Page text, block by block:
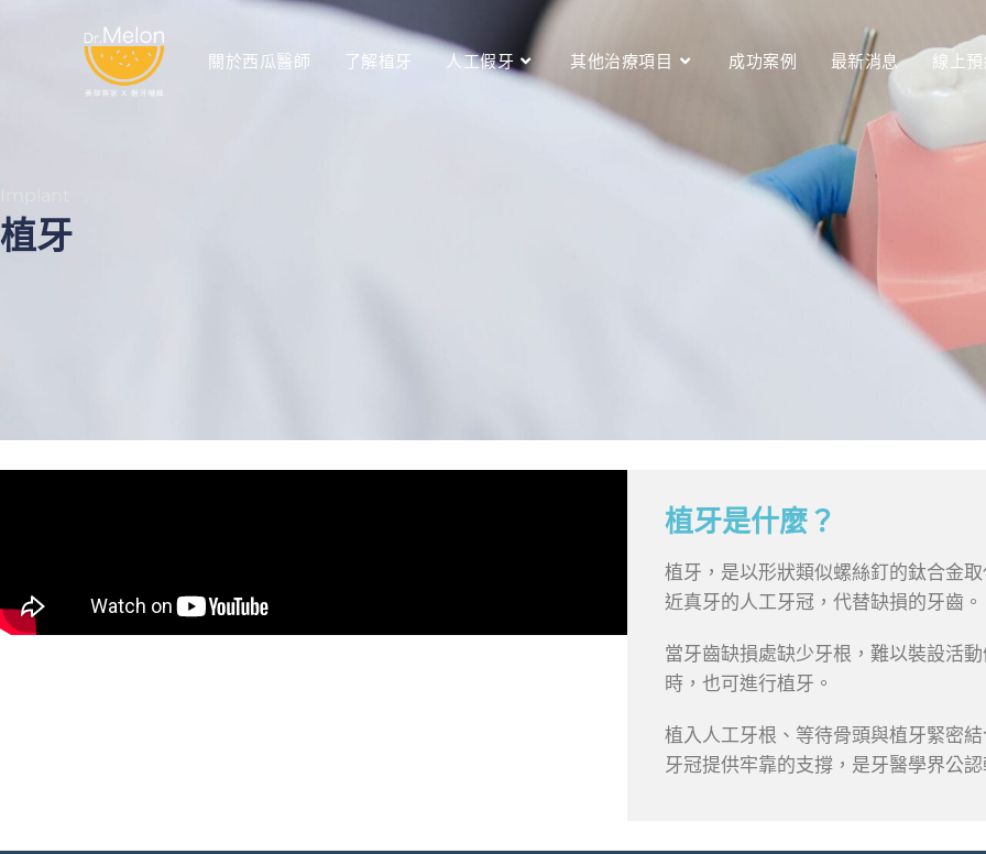
關於西瓜醫師 了解植牙 人工假牙 其他治療項目 成功案例 最新消息 線上
植牙
植牙是什麼？
植牙，是以形狀類似螺絲釘的鈦合金
近真牙的人工牙冠，代替缺損的牙齒。
當牙齒缺損處缺少牙根，難以裝設活
時，也可進行植牙。
植入人工牙根、等待骨頭與植牙緊密
牙冠提供牢靠的支撐，是牙醫學界公